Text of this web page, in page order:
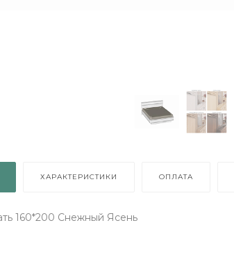
ХАРАКТЕРИСТИКИ ОПЛАТА
160*200 Снежный Ясень